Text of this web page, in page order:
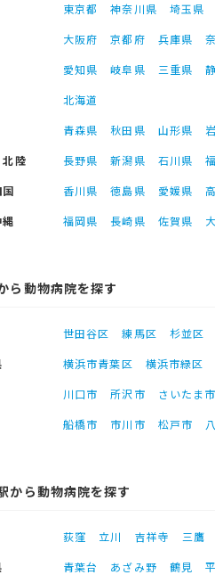
東京都 神奈川県 埼玉県
大阪府 京都府 兵庫県
愛知県 岐阜県 三重県
北海道
青森県 秋田県 山形県
北陸
長野県 新潟県 石川県
香川県 徳島県 愛媛県
福岡県 長崎県 佐賀県
ら動物病院を探す
世田谷区 練馬区 杉並区
横浜市青葉区 横浜市緑区
川口市 所沢市 さいたま
船橋市 市川市 松戸市
から動物病院を探す
荻窪 立川 吉祥寺 三鷹
青葉台 あざみ野 鶴見